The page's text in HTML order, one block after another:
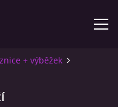
+ výběžek